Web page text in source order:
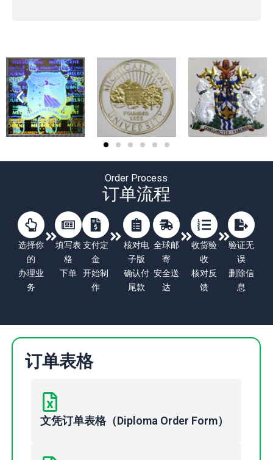
Order Process
订单流程
选择你
的
办理业
务
填写表
格
下单
支付定
金
开始制
作
核对电
子版
确认付
尾款
全球邮
寄
安全送
达
收货验
收
核对反
馈
验证无
误
删除信
息
订单表格
文凭订单表格（Diploma Order Form）